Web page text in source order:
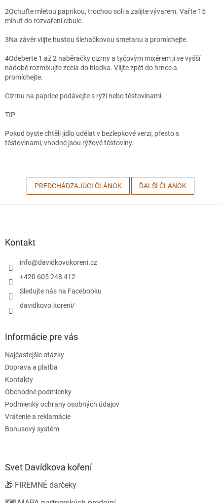
2Ochuťte mletou paprikou, trochou soli a zalijte vývarem. Vařte 15
minut do rozvaření cibule.
3Na závěr vlijte hustou šlehačkovou smetanu a promíchejte.
4Odeberte 1 až 2 naběračky cizrny a tyčovým mixérem ji ve vyšší
nádobě rozmixujte zcela do hladka. Vlijte zpět do hrnce a
promíchejte.
Cizrnu na paprice podávejte s rýží nebo těstovinami.
TIP
Pokud byste chtěli jídlo udělat v bezlepkové verzi, přesto s
těstovinami, vhodné jsou rýžové těstoviny.
PREDCHÁDZAJÚCI ČLÁNOK ĎALŠÍ ČLÁNOK
Kontakt
info@davidkovokoreni.cz
+420 605 248 412
Sledujte nás na Facebooku
davidkovo.koreni/
Informácie pre vás
Najčastejšie otázky
Doprava a platba
Kontakty
Obchodné podmienky
Podmienky ochrany osobných údajov
Vrátenie a reklamácie
Bonusový systém
Svet Davídkova koření
🎁 FIREMNÉ darčeky